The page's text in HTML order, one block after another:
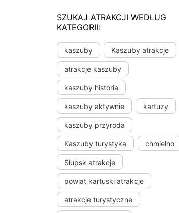
SZUKAJ ATRAKCJI WEDŁUG
KATEGORII:
kaszuby Kaszuby atrakcje
atrakcje kaszuby
kaszuby historia
kaszuby aktywnie kartuzy
kaszuby przyroda
Kaszuby turystyka chmielno
Słupsk atrakcje
powiat kartuski atrakcje
atrakcje turystyczne